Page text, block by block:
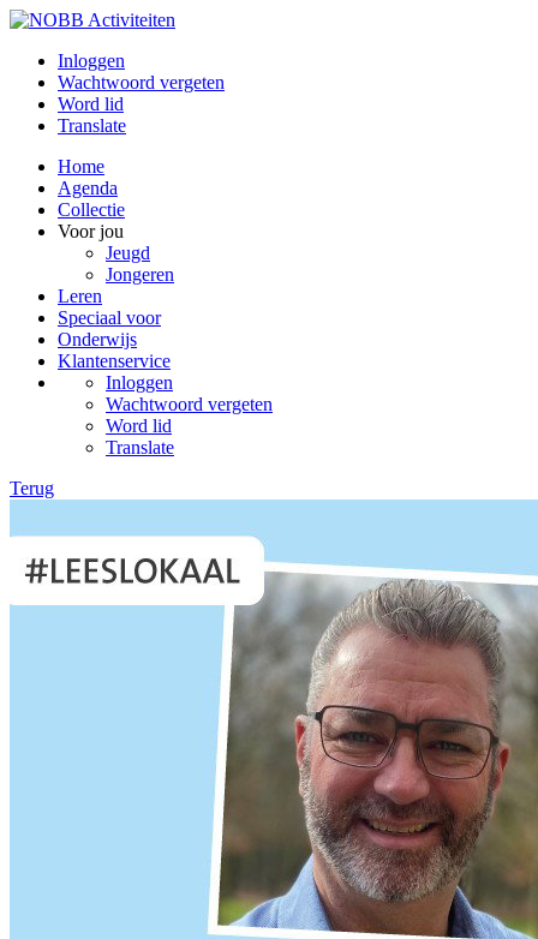
Inloggen
Wachtwoord vergeten
Word lid
Translate
Home
Agenda
Collectie
Voor jou
Jeugd
Jongeren
Leren
Speciaal voor
Onderwijs
Klantenservice
Inloggen
Wachtwoord vergeten
Word lid
Translate
Terug